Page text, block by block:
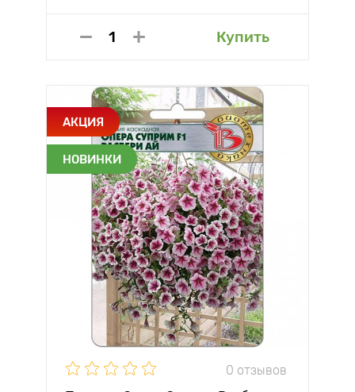
Купить
АКЦИЯ
НОВИНКИ
0 отзывов